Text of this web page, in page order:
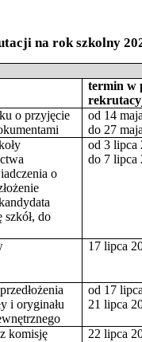
na rok szkolny
termin w
o przyjęcie
od 14
do 27
o
do
od 3 lipca
do 7 lipca
17 lipca
i oryginału
od 17
21 lipca
komisję
22 lipca